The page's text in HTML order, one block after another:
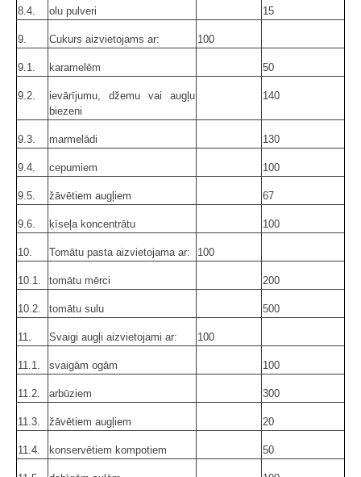
8.4. olu pulveri 15
9. Cukurs aizvietojams ar: 100
9.1. karamelēm 50
9.2.
ievārījumu, džemu vai augļu
biezeni
140
9.3. marmelādi 130
9.4. cepumiem 100
9.5. žāvētiem augļiem 67
9.6. ķīseļa koncentrātu 100
10. Tomātu pasta aizvietojama ar: 100
10.1. tomātu mērci 200
10.2. tomātu sulu 500
11. Svaigi augļi aizvietojami ar: 100
11.1. svaigām ogām 100
11.2. arbūziem 300
11.3. žāvētiem augļiem 20
11.4. konservētiem kompotiem 50